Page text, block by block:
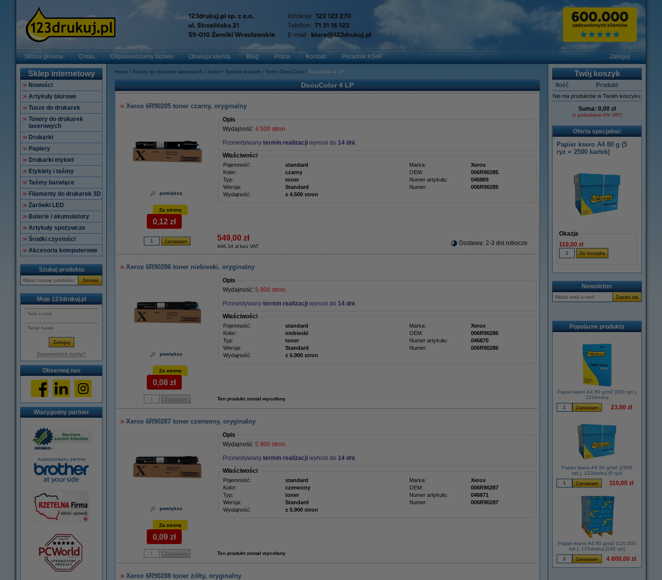
Strona główna O nas Odpowiedzialny biznes Obsługa klienta Blog Praca Kontakt Poradnik KSeF Zaloguj
Sklep internetowy
Nowości
Artykuły biurowe
Tusze do drukarek
Tonery do drukarek
laserowych
Drukarki
Papiery
Drukarki etykiet
Etykiety i taśmy
Taśmy barwiące
Filamenty do drukarek 3D
Żarówki LED
Baterie i akumulatory
Artykuły spożywcze
Środki czystości
Akcesoria komputerowe
Szukaj produktu
Szukaj
Moje 123drukuj.pl
Zapomniałeś hasła?
Obserwuj nas
Wiarygodny partner
Home Tonery do drukarek laserowych Xerox Symbol drukarki Xerox DocuColor DocuColor 4 LP
DocuColor 4 LP
Xerox 6R90285 toner czarny, oryginalny
powiększ
Opis
Wydajność: 4.500 stron.
Przewidywany termin realizacji wynosi do 14 dni.
Właściwości
Pojemność: standard Marka:
Xerox
Kolor:
czarny OEM:
006R90285
Typ:
toner Numer artykułu:
046869
Wersja:
Standard Numer:
006R90285
Wydajność:
± 4.500 stron
Za stronę
0,12 zł
549,00 zł
446,34 zł bez VAT Dostawa: 2-3 dni robocze
Xerox 6R90286 toner niebieski, oryginalny
powiększ
Opis
Wydajność: 5.900 stron.
Przewidywany termin realizacji wynosi do 14 dni.
Właściwości
Pojemność: standard Marka:
Xerox
Kolor:
niebieski OEM:
006R90286
Typ:
toner Numer artykułu:
046870
Wersja:
Standard Numer:
006R90286
Wydajność:
± 5.900 stron
Za stronę
0,08 zł
Ten produkt został wycofany
Xerox 6R90287 toner czerwony, oryginalny
powiększ
Opis
Wydajność: 5.900 stron.
Przewidywany termin realizacji wynosi do 14 dni.
Właściwości
Pojemność: standard Marka:
Xerox
Kolor:
czerwony OEM:
006R90287
Typ:
toner Numer artykułu:
046871
Wersja:
Standard Numer:
006R90287
Wydajność:
± 5.900 stron
Za stronę
0,09 zł
Ten produkt został wycofany
Xerox 6R90288 toner żółty, oryginalny
Twój koszyk
Ilość Produkt
Nie ma produktów w Twoim koszyku.
Suma: 0,00 zł
(z podatkiem 0% VAT)
Oferta specjalna!
Papier ksero A4 80 g (5
ryz = 2500 kartek)
Okazja
110,00 zł
Newsletter
Popularne produkty
Papier ksero A4 80 g/m2 (500 szt.),
123drukuj
23,00 zł
Papier ksero A4 80 g/m2 (2500
szt.), 123drukuj (5 ryz)
110,00 zł
Papier ksero A4 80 g/m2 (120.000
szt.), 123drukuj (240 ryz)
4 800,00 zł